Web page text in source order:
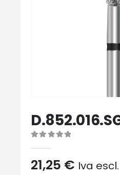
21,25 € Iva escl.